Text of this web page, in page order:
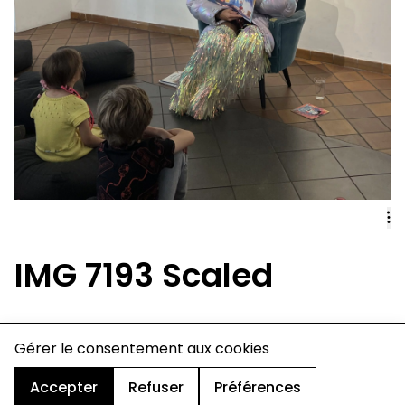
Gérer le consentement aux cookies
Accepter
Refuser Préférences
IMG 7193 Scaled
charte de confidentialité
mentions légales
cookies
design & développement :